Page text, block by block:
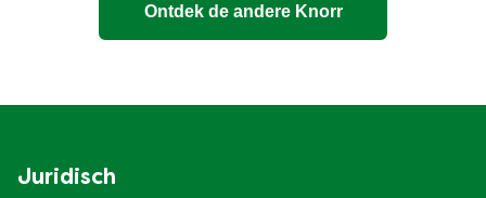
Ontdek de andere Knorr
Juridisch